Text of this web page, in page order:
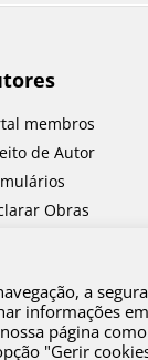
membros
de Autor
Obras
a
informações
página
"Gerir